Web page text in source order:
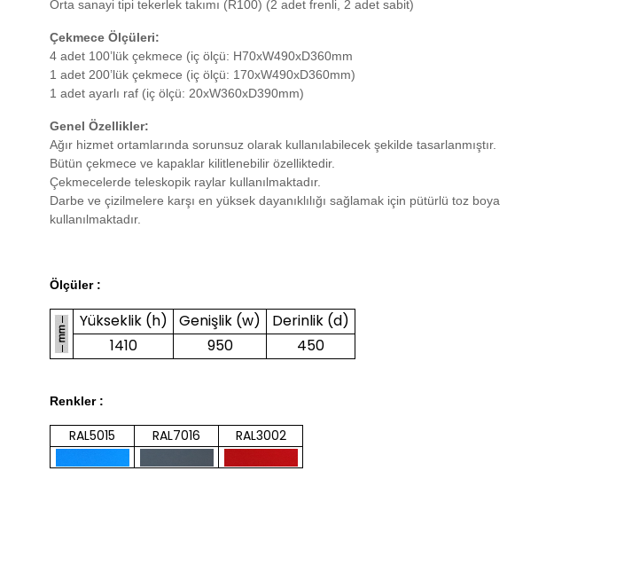
Orta sanayi tipi tekerlek takımı (R100) (2 adet frenli, 2 adet sabit)
Çekmece Ölçüleri:
4 adet 100’lük çekmece (iç ölçü: H70xW490xD360mm
1 adet 200’lük çekmece (iç ölçü: 170xW490xD360mm)
1 adet ayarlı raf (iç ölçü: 20xW360xD390mm)
Genel Özellikler:
Ağır hizmet ortamlarında sorunsuz olarak kullanılabilecek şekilde tasarlanmıştır.
Bütün çekmece ve kapaklar kilitlenebilir özelliktedir.
Çekmecelerde teleskopik raylar kullanılmaktadır.
Darbe ve çizilmelere karşı en yüksek dayanıklılığı sağlamak için pütürlü toz boya
kullanılmaktadır.
Ölçüler :
Yükseklik (h) Genişlik (w)
Derinlik (d)
1410
950 450
Renkler :
RAL5015 RAL7016 RAL3002